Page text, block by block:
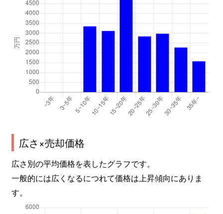
広さ×売却価格
広さ別の平均価格を表したグラフです。
一般的には広くなるにつれて価格は上昇傾向にありま
す。